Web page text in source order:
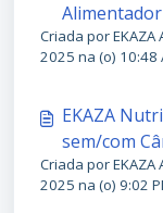
Alimentador
Criada por
2025 na (o) 10:48
EKAZA
sem/com
Criada por
2025 na (o) 9:02